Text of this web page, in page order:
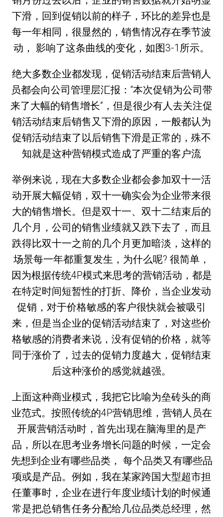
下滑，回到促销以前的样子，环比的差异也是
每一年相同，很显然的，销售情况存在季节波
动， 影响了这条曲线的变化，如图3-1所示。
绝大多数企业都发现，促销活动结束后营销人
员都会向公司管理层汇报：“本次促销为公司带
来了大幅的销售增长”，但是很少有人去关注促
销活动结束后销售又下滑的原因，一般都认为
促销活动结束了以后销售下滑是正常的，殊不
知就是这种营销模式造成了严重的客户流
举例来说，现在大多数企业都会参加双十一活
动开展大幅促销，双十一确实会为企业带来很
大的销售增长。但是双十一、双十二结束后的
几个月，公司的销售业绩就又跌下去了，而且
跌得比双十一之前的几个月更加暗淡，这样的
场景每一年都重复发生，为什么呢? 很简单，
因为根据传统4P模式来思考的营销活动，都是
在特定时间短暂性的打折、降价，当企业发动
促销，对于价格敏感的客户很快就会被吸引
来，但是当企业的促销活动结束了，对这些价
格敏感的消费者来说，没有促销的价格，就等
同于涨价了，过去的促销力度越大，促销结束
后这种涨价的感觉就越强。
上面这种商业模式，我把它比喻为垒砖头的商
业范式。按照传统的4P营销思维，营销人员在
开展营销活动时，首先出现在脑海里的是产
品，所以在思考业务增长问题的时候，一定会
先想到企业有哪些品类， 每个品类又有哪些品
项或是产品。例如，我在某家跨国大型超市担
任董事时，企业在进行年度业绩计划的时候通
常是把总销售任务分配给几位品类总经理，然